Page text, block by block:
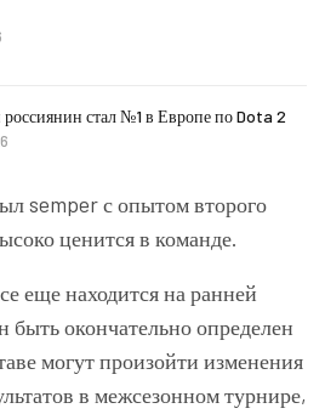
россиянин стал №1 в Европе по Dota 2
semper с опытом второго
ценится в команде.
еще находится на ранней
быть окончательно определен
могут произойти изменения
в межсезонном турнире,